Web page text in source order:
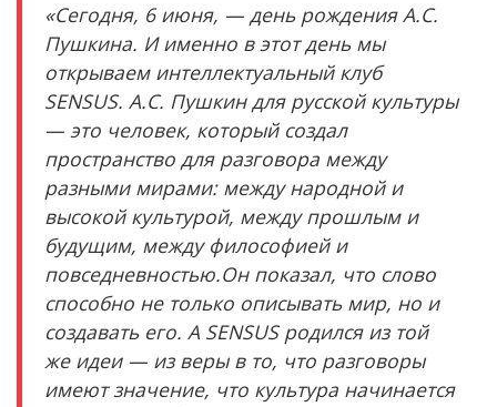
«Сегодня, 6 июня, — день рождения А.С.
Пушкина. И именно в этот день мы
открываем интеллектуальный клуб
SENSUS. А.С. Пушкин для русской культуры
— это человек, который создал
пространство для разговора между
разными мирами: между народной и
высокой культурой, между прошлым и
будущим, между философией и
повседневностью.Он показал, что слово
способно не только описывать мир, но и
создавать его. А SENSUS родился из той
же идеи — из веры в то, что разговоры
имеют значение, что культура начинается